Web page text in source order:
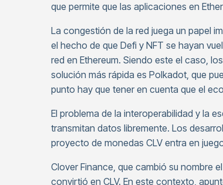
que permite que las aplicaciones en
La congestión de la red juega un papel
el hecho de que Defi y NFT se hayan
red en Ethereum. Siendo este el caso,
solución más rápida es Polkadot, que
punto hay que tener en cuenta que el
El problema de la interoperabilidad y la
transmitan datos libremente. Los
proyecto de monedas CLV entra en
Clover Finance, que cambió su nombre
convirtió en CLV. En este contexto,